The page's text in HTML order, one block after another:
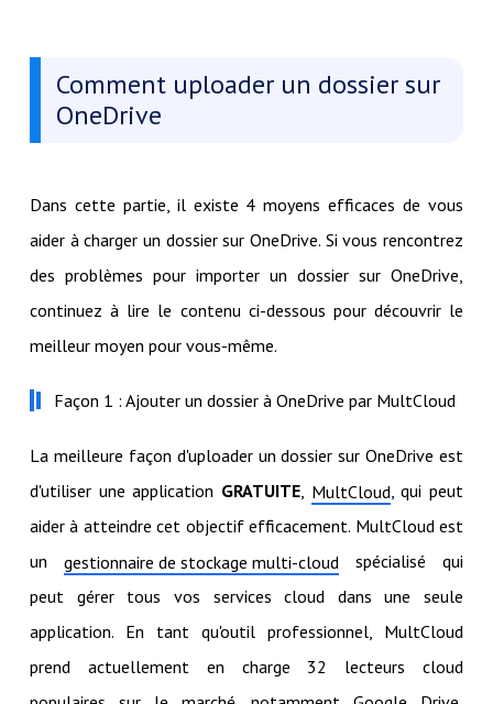
Comment uploader un dossier sur
OneDrive
Dans cette partie, il existe 4 moyens efficaces de vous
aider à charger un dossier sur OneDrive. Si vous rencontrez
des problèmes pour importer un dossier sur OneDrive,
continuez à lire le contenu ci-dessous pour découvrir le
meilleur moyen pour vous-même.
Façon 1 : Ajouter un dossier à OneDrive par MultCloud
La meilleure façon d'uploader un dossier sur OneDrive est
d'utiliser une application GRATUITE MultCloud , qui peut
aider à atteindre cet objectif efficacement. MultCloud est
un gestionnaire de stockage multi-cloud spécialisé qui
peut gérer tous vos services cloud dans une seule
application. En tant qu'outil professionnel, MultCloud
prend actuellement en charge 32 lecteurs cloud